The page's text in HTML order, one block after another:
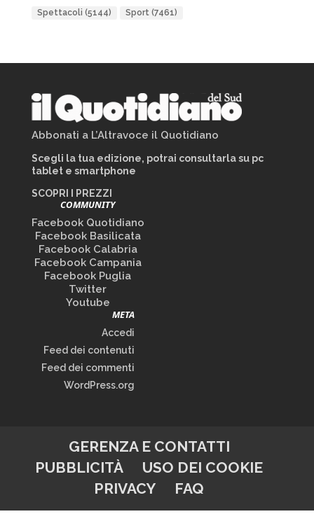
Spettacoli (5144) Sport(7461)
Abbonati a L’Altravoce il Quotidiano
Scegli la tua edizione, potrai consultarla su pc
tablet e smartphone
SCOPRI I PREZZI
COMMUNITY
Facebook Quotidiano
Facebook Basilicata
Facebook Calabria
Facebook Campania
Facebook Puglia
Twitter
Youtube
META
Accedi
Feed dei contenuti
Feed dei commenti
WordPress.org
GERENZA E CONTATTI
PUBBLICITÀ
USO DEI COOKIE
PRIVACY
FAQ